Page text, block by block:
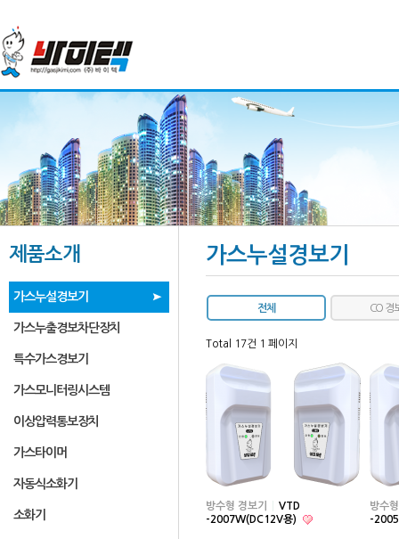
제품소개
가스누설경보기
가스누출경보차단장치
특수가스경보기
가스모니터링시스템
이상압력통보장치
가스타이머
자동식소화기
소화기
가스누설경보기
전체 CO 경
Total 17건 1 페이지
방수형 경보기
VTD
-2007W(DC12V용)
방수
-